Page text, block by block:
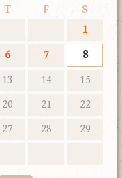
T F
S
1
6 7
8
13 14
15
20 21
22
27 28
29